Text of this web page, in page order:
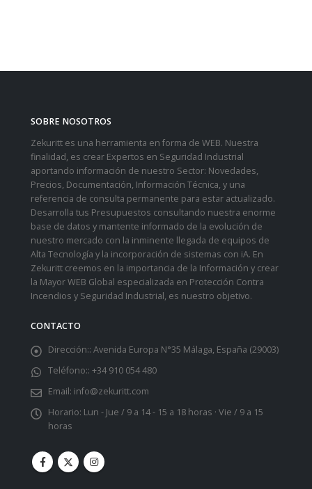
SOBRE NOSOTROS
Zekuritt es una herramienta en forma de WEB. Nuestra
finalidad, es crear Expertos en Seguridad Industrial
aportando información de nuestro Sector: Novedades,
Precios, Documentación, Información Técnica, y una
referencia de consulta permanente para estar actualizado.
Desarrolla tus Presupuestos consultando nuestra enorme
base de datos y mantente informado de la evolución de
nuestro mercado con la inminente llegada de equipos de
Alta Tecnología y la incorporación de sistemas con iA. En
Zekuritt creemos en la importancia de la Información y crear
la Mayor WEB Global especializada en Protección Contra
Incendios y Seguridad Industrial, es nuestro objetivo.
CONTACTO
Dirección:: Avenida Europa N°35 Málaga, España (29003)
Teléfono:: +34 910 054 480
Email: info@zekuritt.com
Horario: Lun - Jue / 9 a 14 - 15 a 18 horas · Vie / 9 a 15
horas